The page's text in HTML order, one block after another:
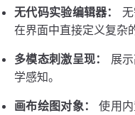
无代码实验编辑器：
在界面中直接定义复杂
多模态刺激呈现：
展
学感知。
画布绘图对象：
使用